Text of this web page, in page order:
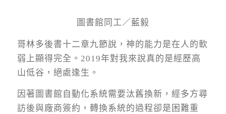
圖書館同工／藍毅
哥林多後書十二章九節說，神的能力是在人的軟
弱上顯得完全。2019年對我來說真的是經歷高
山低谷，絕處逢生。
因著圖書館自動化系統需要汰舊換新，經多方尋
訪後與廠商簽約，轉換系統的過程卻是困難重